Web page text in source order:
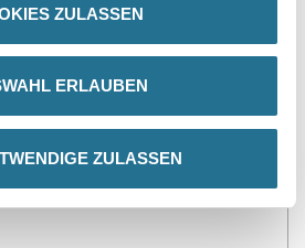
ZULASSEN
ERLAUBEN
ZULASSEN
Mind. 5 °C, max.
darf 80 % nicht überschreiten.
sollte immer mindestens 3 °C über der